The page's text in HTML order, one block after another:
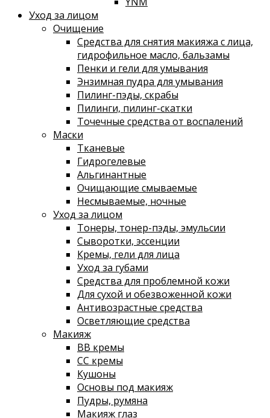
Уход за лицом
Очищение
Средства для снятия макияжа с лица,
гидрофильное масло, бальзамы
Пенки и гели для умывания
Энзимная пудра для умывания
Пилинг-пэды, скрабы
Пилинги, пилинг-скатки
Точечные средства от воспалений
Маски
Тканевые
Гидрогелевые
Альгинантные
Очищающие смываемые
Несмываемые, ночные
Уход за лицом
Тонеры, тонер-пэды, эмульсии
Сыворотки, эссенции
Кремы, гели для лица
Уход за губами
Средства для проблемной кожи
Для сухой и обезвоженной кожи
Антивозрастные средства
Осветляющие средства
Макияж
ВВ кремы
СС кремы
Кушоны
Основы под макияж
Пудры, румяна
Макияж глаз